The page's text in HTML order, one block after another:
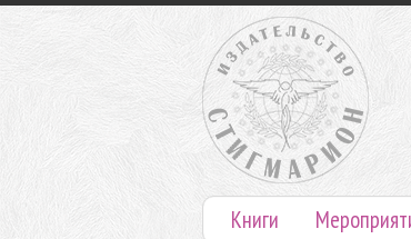
Книги